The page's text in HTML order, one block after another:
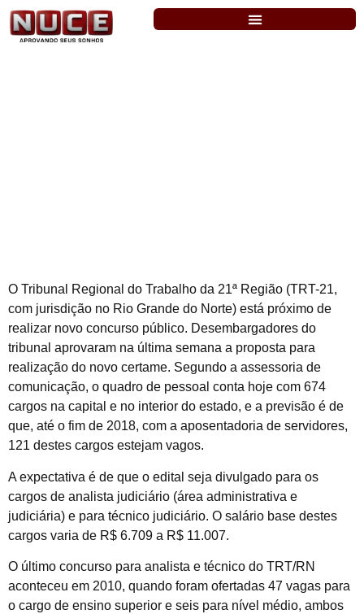
O Tribunal Regional do Trabalho da 21ª Região (TRT-21,
com jurisdição no Rio Grande do Norte) está próximo de
realizar novo concurso público. Desembargadores do
tribunal aprovaram na última semana a proposta para
realização do novo certame. Segundo a assessoria de
comunicação, o quadro de pessoal conta hoje com 674
cargos na capital e no interior do estado, e a previsão é de
que, até o fim de 2018, com a aposentadoria de servidores,
121 destes cargos estejam vagos.
A expectativa é de que o edital seja divulgado para os
cargos de analista judiciário (área administrativa e
judiciária) e para técnico judiciário. O salário base destes
cargos varia de R$ 6.709 a R$ 11.007.
O último concurso para analista e técnico do TRT/RN
aconteceu em 2010, quando foram ofertadas 47 vagas para
o cargo de ensino superior e seis para nível médio, ambos